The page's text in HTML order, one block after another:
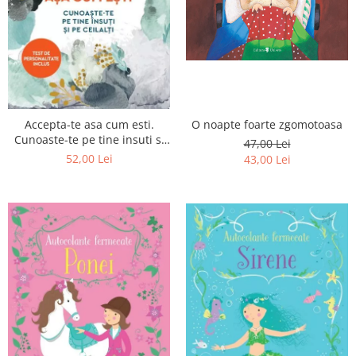
Povești
Reviste
Știință si natură
Vârstă
0-2 ani
10+ ani
7-10 ani
Adulți
toate vârstele
Editura Univers
Cera
Editura Aramis
Editura Arthur
Accepta-te asa cum esti.
Cunoaste-te pe tine insuti si
pe ceilalti
52,00 Lei
O noapte foarte zgomotoasa
47,00 Lei
43,00 Lei